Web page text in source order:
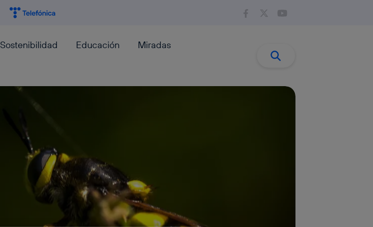
Sostenibilidad Educación
Miradas
Buscar